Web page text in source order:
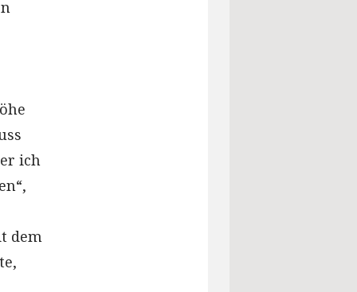
ich
dem